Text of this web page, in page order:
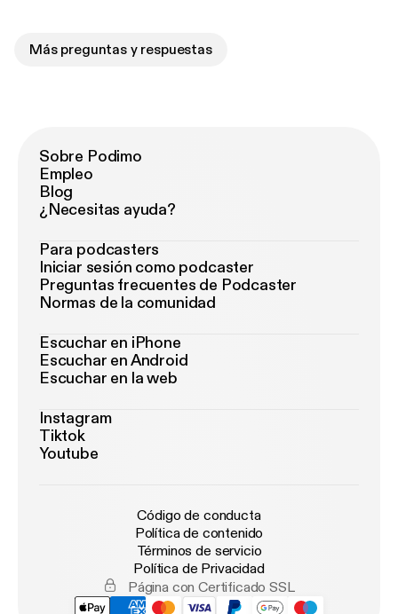
Más preguntas y respuestas
Sobre Podimo
Empleo
Blog
¿Necesitas ayuda?
Para podcasters
Iniciar sesión como podcaster
Preguntas frecuentes de Podcaster
Normas de la comunidad
Escuchar en iPhone
Escuchar en Android
Escuchar en la web
Instagram
Tiktok
Youtube
Código de conducta
Política de contenido
Términos de servicio
Política de Privacidad
Página con Certificado SSL